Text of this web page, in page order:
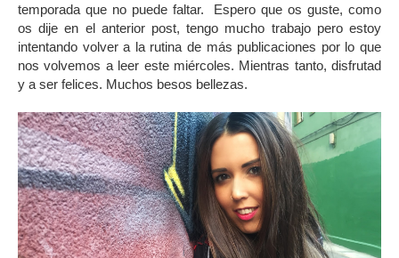
temporada que no puede faltar. Espero que os guste, como
os dije en el anterior post, tengo mucho trabajo pero estoy
intentando volver a la rutina de más publicaciones por lo que
nos volvemos a leer este miércoles. Mientras tanto, disfrutad
y a ser felices. Muchos besos bellezas.